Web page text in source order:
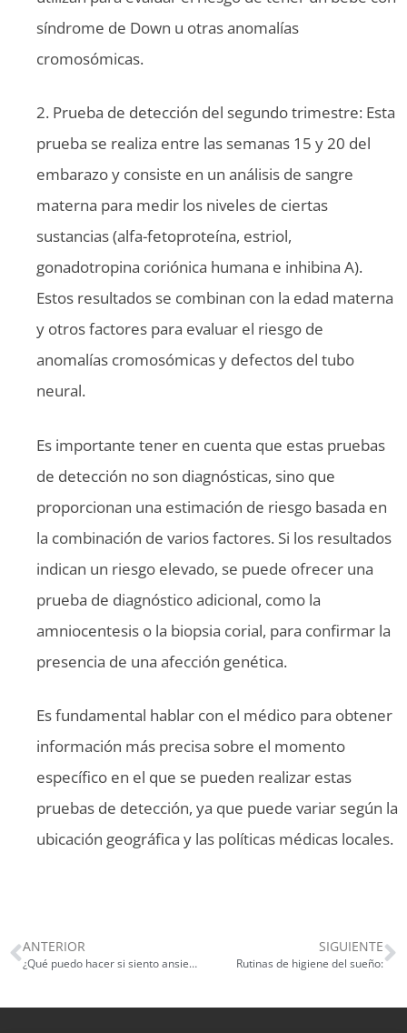
síndrome de Down u otras anomalías
cromosómicas.
2. Prueba de detección del segundo trimestre: Esta
prueba se realiza entre las semanas 15 y 20 del
embarazo y consiste en un análisis de sangre
materna para medir los niveles de ciertas
sustancias (alfa-fetoproteína, estriol,
gonadotropina coriónica humana e inhibina A).
Estos resultados se combinan con la edad materna
y otros factores para evaluar el riesgo de
anomalías cromosómicas y defectos del tubo
neural.
Es importante tener en cuenta que estas pruebas
de detección no son diagnósticas, sino que
proporcionan una estimación de riesgo basada en
la combinación de varios factores. Si los resultados
indican un riesgo elevado, se puede ofrecer una
prueba de diagnóstico adicional, como la
amniocentesis o la biopsia corial, para confirmar la
presencia de una afección genética.
Es fundamental hablar con el médico para obtener
información más precisa sobre el momento
específico en el que se pueden realizar estas
pruebas de detección, ya que puede variar según la
ubicación geográfica y las políticas médicas locales.
ANTERIOR
¿Qué puedo hacer si siento ansiedad durante el embarazo?
SIGUIENTE
Rutinas de higiene del sueño: